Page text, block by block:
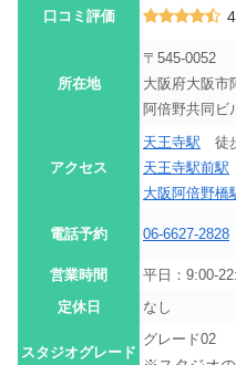
口コミ評価
所在地
〒545-0052
大阪府大阪市
阿倍野共同ビ
アクセス
天王寺駅 徒
天王寺駅前駅
大阪阿倍野橋
電話予約 06-6627-2828
営業時間
平日：9:00-
定休日
なし
スタジオグレード
グレード02